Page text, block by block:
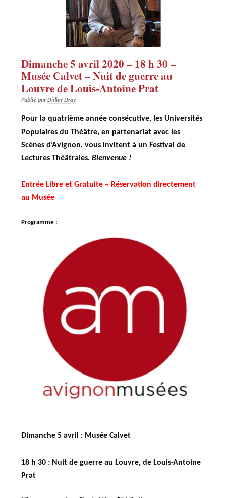
Dimanche 5 avril 2020 – 18 h 30 –
Musée Calvet – Nuit de guerre au
Louvre de Louis-Antoine Prat
Publié parDidier Dray
Pour la quatrième année consécutive, les Universités
Populaires du Théâtre, en partenariat avec les
Scènes d’Avignon, vous invitent à un Festival de
Lectures Théâtrales.Bienvenue !
Entrée Libre et Gratuite – Réservation directement
au Musée
Programme :
Dimanche 5 avril : Musée Calvet
18 h 30 : Nuit de guerre au Louvre, de Louis-Antoine
Prat